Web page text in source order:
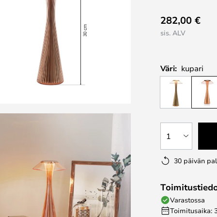
282,00 €
sis. ALV
Väri: kupari
1
30 päivän
Varastossa
Toimitusaika: